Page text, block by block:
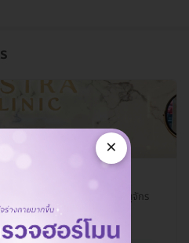
ริฐมนูกิจ แขวงเสนานิคม เขตจตุจักร
×